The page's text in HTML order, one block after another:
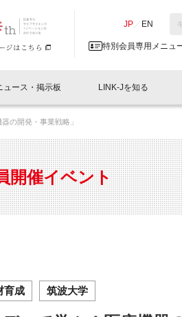
JP EN
特別会員専用メニュ
閉じる
イベントレポート一覧
LINK-J主催・共催
LINK-J協賛・協力
？
ビュー 会報
日本
ュース・掲示板
人と情報の交流掲示板一覧
会員プレスリリース
募集
LINK-Jを知る
事業
GTB
入会
施設
の開発・事業戦略」
開催イベント
育成 筑波大学